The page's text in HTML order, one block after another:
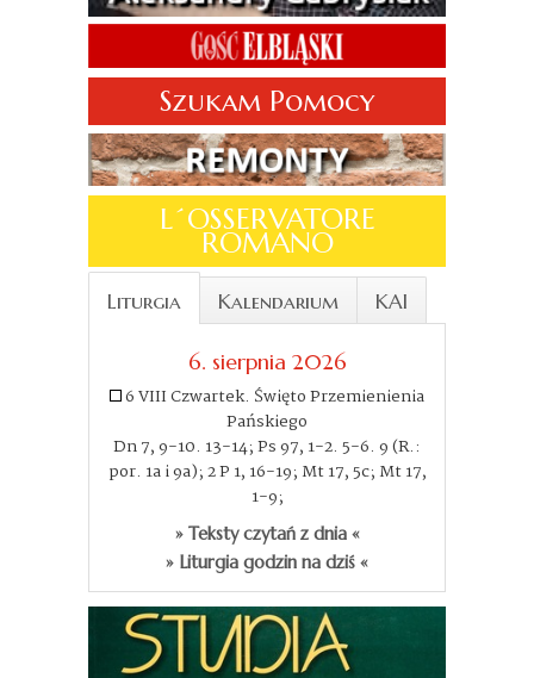
Szukam Pomocy
L´OSSERVATORE
ROMANO
Liturgia Kalendarium KAI
6. sierpnia 2026
6 VIII Czwartek. Święto Przemienienia
Pańskiego
Dn 7, 9-10. 13-14; Ps 97, 1-2. 5-6. 9 (R.:
por. 1a i 9a); 2 P 1, 16-19; Mt 17, 5c; Mt 17,
1-9;
» Teksty czytań z dnia «
» Liturgia godzin na dziś «